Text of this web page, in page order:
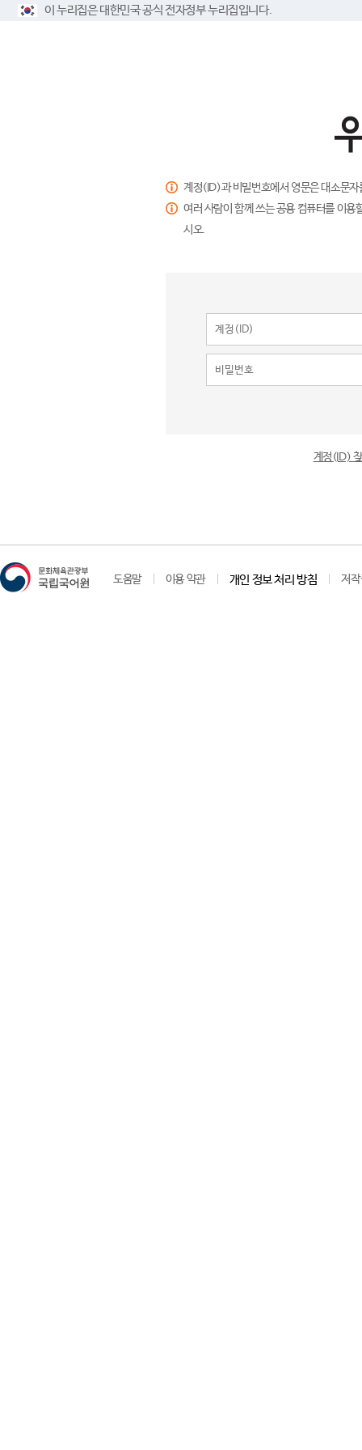
이 누리집은 대한민국 공식 전자정부 누리집입니다.
계정(ID)과 비밀번호에서 영문은 대소문
여러 사람이 함께 쓰는 공용 컴퓨터를 이
시오.
계정(ID)
도움말 이용 약관 개인 정보 처리 방침 저